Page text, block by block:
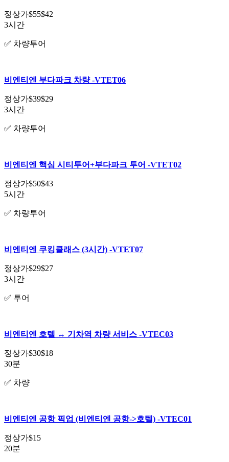
정상가$55$42
3시간
✅ 차량투어
비엔티엔 부다파크 차량 -VTET06
정상가$39$29
3시간
✅ 차량투어
비엔티엔 핵심 시티투어+부다파크 투어 -VTET02
정상가$50$43
5시간
✅ 차량투어
비엔티엔 쿠킹클래스 (3시간) -VTET07
정상가$29$27
3시간
✅ 투어
비엔티엔 호텔 ↔️ 기차역 차량 서비스 -VTEC03
정상가$30$18
30분
✅ 차량
비엔티엔 공항 픽업 (비엔티엔 공항->호텔) -VTEC01
정상가$15
20분